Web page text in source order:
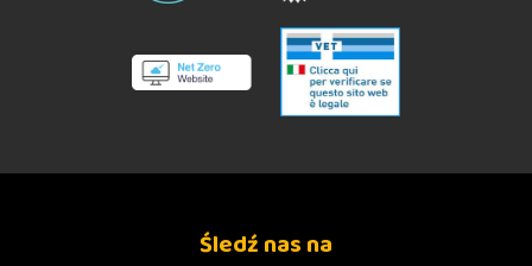
Śledź nas na